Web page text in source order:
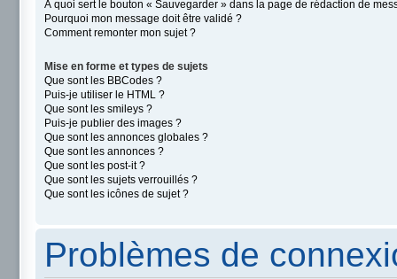
À quoi sert le bouton « Sauvegarder » dans la page de rédaction de
Pourquoi mon message doit être validé ?
Comment remonter mon sujet ?
Mise en forme et types de sujets
Que sont les BBCodes ?
Puis-je utiliser le HTML ?
Que sont les smileys ?
Puis-je publier des images ?
Que sont les annonces globales ?
Que sont les annonces ?
Que sont les post-it ?
Que sont les sujets verrouillés ?
Que sont les icônes de sujet ?
Problèmes de